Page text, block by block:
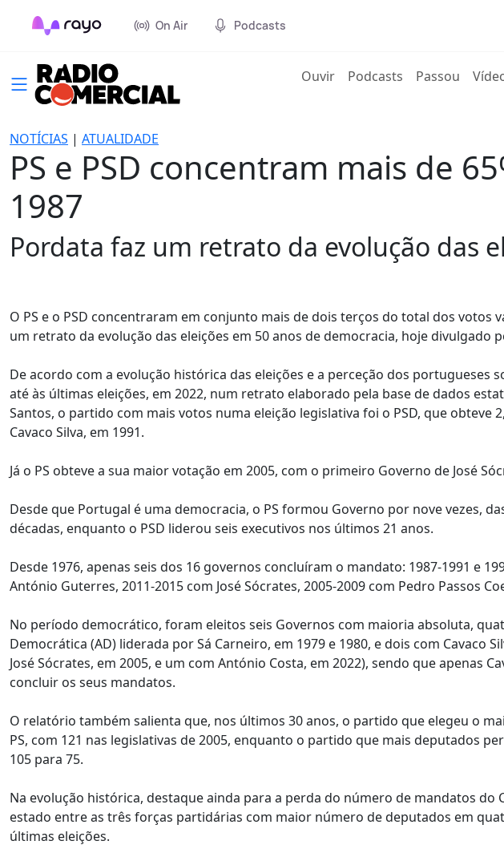
On Air Podcasts
Ouvir(current)
Podcasts Passou
NOTÍCIAS | ATUALIDADE
PS e PSD concentram mais de
1987
Pordata faz um retrato da evolução das
O PS e o PSD concentraram em conjunto mais de dois terços do total dos votos
um retrato da evolução das eleições em 50 anos de democracia, hoje divulgado
De acordo com a evolução histórica das eleições e a perceção dos portugueses
até às últimas eleições, em 2022, num retrato elaborado pela base de dados
Santos, o partido com mais votos numa eleição legislativa foi o PSD, que obteve
Cavaco Silva, em 1991.
Já o PS obteve a sua maior votação em 2005, com o primeiro Governo de José
Desde que Portugal é uma democracia, o PS formou Governo por nove vezes,
décadas, enquanto o PSD liderou seis executivos nos últimos 21 anos.
Desde 1976, apenas seis dos 16 governos concluíram o mandato: 1987-1991 e
António Guterres, 2011-2015 com José Sócrates, 2005-2009 com Pedro Passos
No período democrático, foram eleitos seis Governos com maioria absoluta,
Democrática (AD) liderada por Sá Carneiro, em 1979 e 1980, e dois com Cavaco
José Sócrates, em 2005, e um com António Costa, em 2022), sendo que apenas
concluir os seus mandatos.
O relatório também salienta que, nos últimos 30 anos, o partido que elegeu o
PS, com 121 nas legislativas de 2005, enquanto o partido que mais deputados
105 para 75.
Na evolução histórica, destaque ainda para a perda do número de mandatos do
estado entre as três forças partidárias com maior número de deputados em
últimas eleições.